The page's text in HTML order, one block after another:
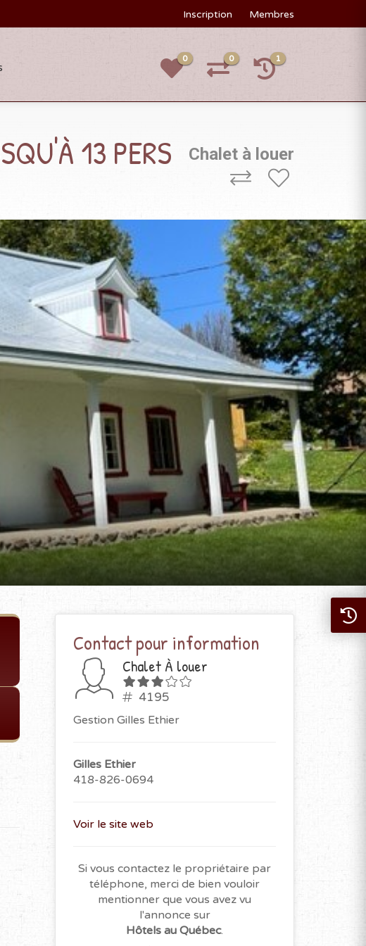
Inscription Membres
0 0 1
13 PERS Chalet à louer
Contact pour information
Chalet À louer
4195
Gestion Gilles Ethier
Gilles Ethier
418-826-0694
Voir le site web
Si vous contactez le propriétaire par
téléphone, merci de bien vouloir
mentionner que vous avez vu
l'annonce sur
Hôtels au Québec.